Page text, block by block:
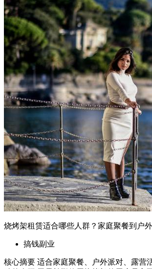
烧烤架租赁适合哪些人群？家庭聚餐到户
搞钱副业